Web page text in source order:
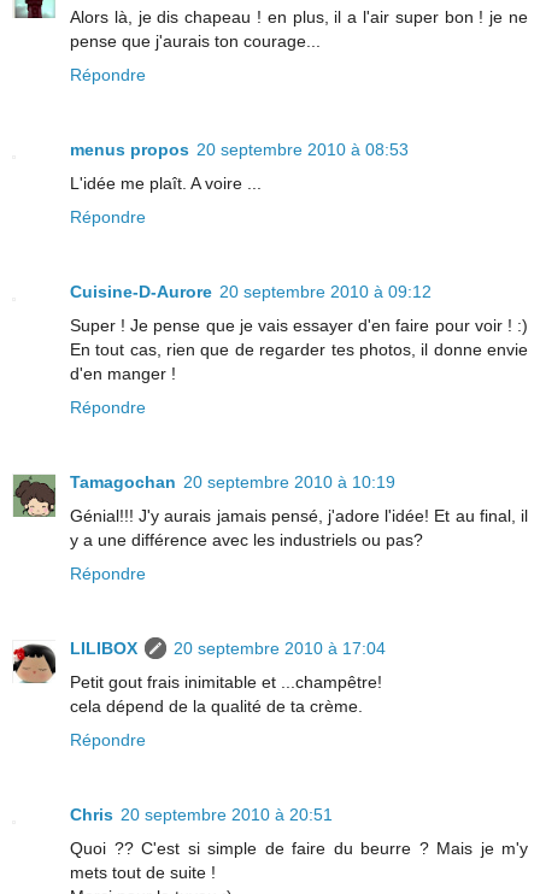
Alors là, je dis chapeau ! en plus, il a l'air super bon ! je ne
pense que j'aurais ton courage...
Répondre
menus propos 20 septembre 2010 à 08:53
L'idée me plaît. A voire ...
Répondre
Cuisine-D-Aurore 20 septembre 2010 à 09:12
Super ! Je pense que je vais essayer d'en faire pour voir ! :)
En tout cas, rien que de regarder tes photos, il donne envie
d'en manger !
Répondre
Tamagochan 20 septembre 2010 à 10:19
Génial!!! J'y aurais jamais pensé, j'adore l'idée! Et au final, il
y a une différence avec les industriels ou pas?
Répondre
LILIBOX
20 septembre 2010 à 17:04
Petit gout frais inimitable et ...champêtre!
cela dépend de la qualité de ta crème.
Répondre
Chris 20 septembre 2010 à 20:51
Quoi ?? C'est si simple de faire du beurre ? Mais je m'y
mets tout de suite !